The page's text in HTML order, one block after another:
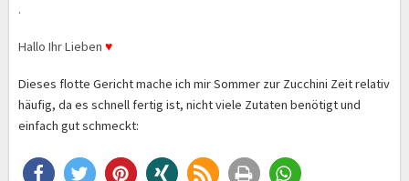
.
Hallo Ihr Lieben ♥
Dieses flotte Gericht mache ich mir Sommer zur Zucchini Zeit relativ
häufig, da es schnell fertig ist, nicht viele Zutaten benötigt und
einfach gut schmeckt: